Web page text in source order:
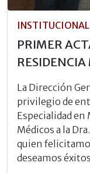
INSTITUCIONAL
PRIMER
La Dirección
privilegio de
Especialidad
Médicos a la
quien
deseamos